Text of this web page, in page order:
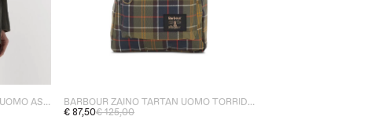
BARBOUR GIUBBOTTO VERDE UOMO ASHBY
BARBOUR ZAINO TARTAN UOMO TORRIDON
€ 87,50€ 125,00